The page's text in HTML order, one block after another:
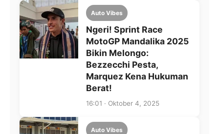
Auto Vibes
Ngeri! Sprint Race
MotoGP Mandalika 2025
Bikin Melongo:
Bezzecchi Pesta,
Marquez Kena Hukuman
Berat!
16:01 · Oktober 4, 2025
Auto Vibes